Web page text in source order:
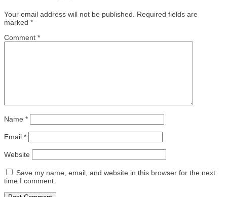
Your email address will not be published.
Required fields are
marked *
Comment *
Name *
Email *
Website
Save my name, email, and website in this browser for the next
time I comment.